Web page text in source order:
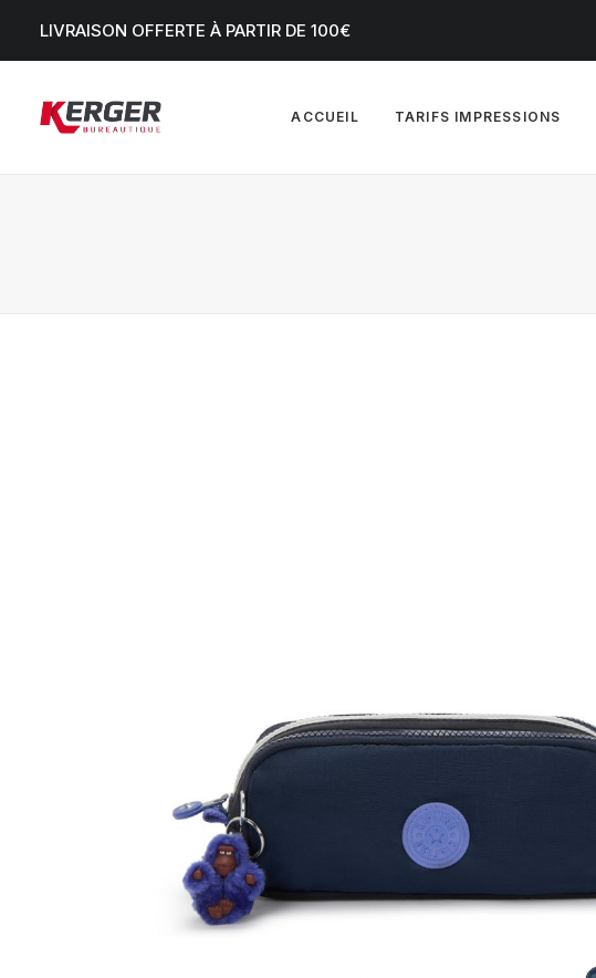
LIVRAISON OFFERTE À PARTIR DE 100€
ACCUEIL TARIFS IMPRESSIONS